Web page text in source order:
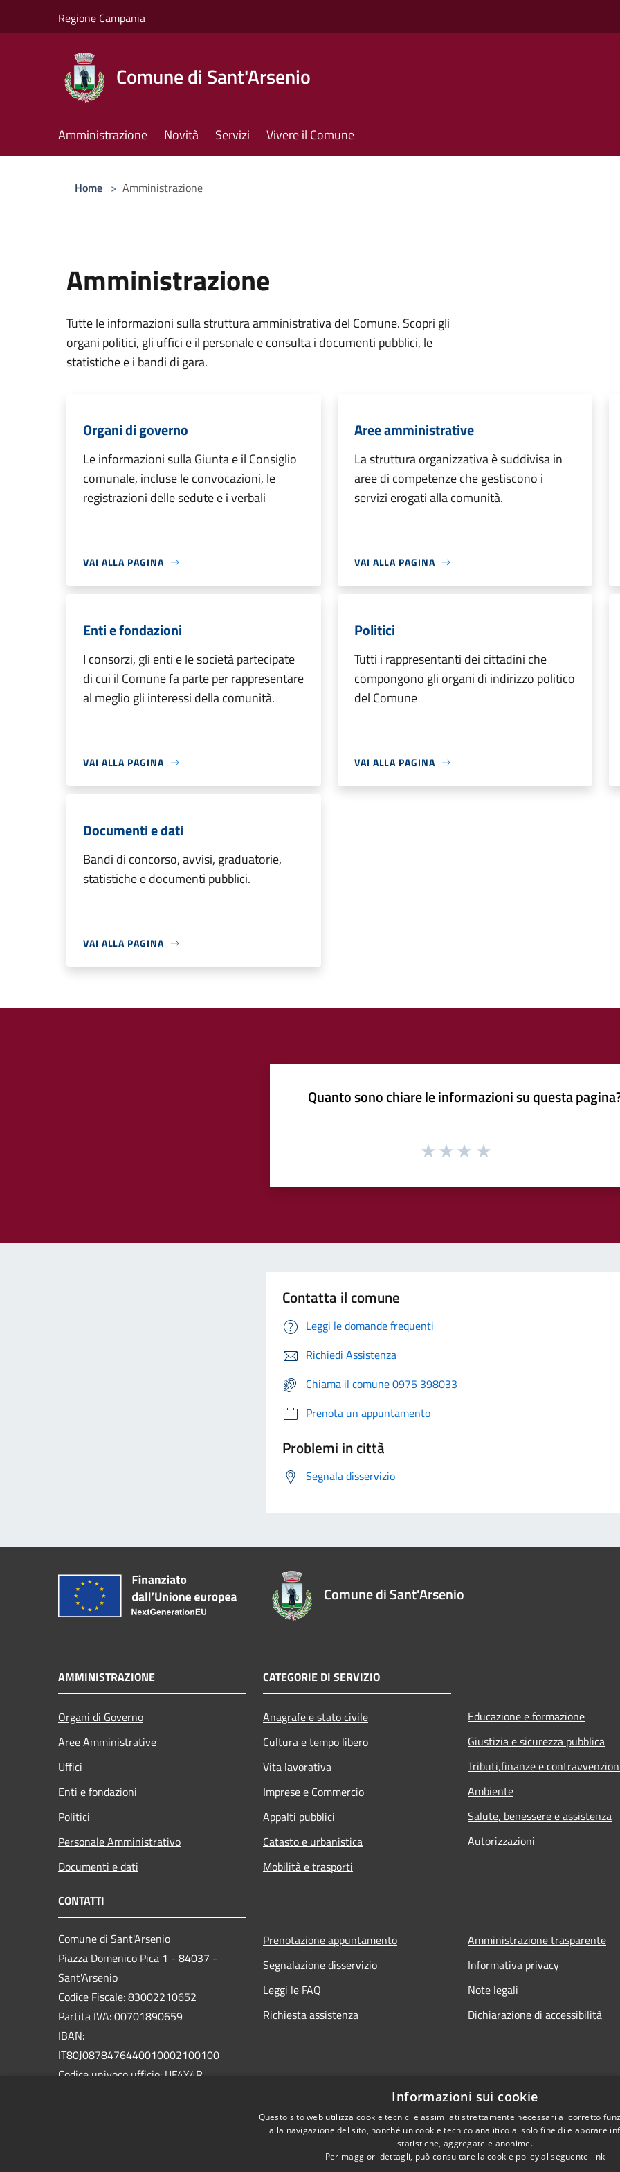
Regione Campania
Comune di Sant'Arsenio
Amministrazione Novità Servizi Vivere il Comune
Home > Amministrazione
Amministrazione
Tutte le informazioni sulla struttura amministrativa del Comune. Scopri gli
organi politici, gli uffici e il personale e consulta i documenti pubblici, le
statistiche e i bandi di gara.
Organi di governo
Le informazioni sulla Giunta e il Consiglio
comunale, incluse le convocazioni, le
registrazioni delle sedute e i verbali
VAI ALLA PAGINA
Aree amministrative
La struttura organizzativa è suddivisa in
aree di competenze che gestiscono i
servizi erogati alla comunità.
VAI ALLA PAGINA
Enti e fondazioni
I consorzi, gli enti e le società partecipate
di cui il Comune fa parte per rappresentare
al meglio gli interessi della comunità.
VAI ALLA PAGINA
Politici
Tutti i rappresentanti dei cittadini che
compongono gli organi di indirizzo politico
del Comune
VAI ALLA PAGINA
Documenti e dati
Bandi di concorso, avvisi, graduatorie,
statistiche e documenti pubblici.
VAI ALLA PAGINA
Quanto sono chiare le informazioni su questa
Contatta il comune
Leggi le domande frequenti
Richiedi Assistenza
Chiama il comune 0975 398033
Prenota un appuntamento
Problemi in città
Segnala disservizio
Comune di Sant'Arsenio
AMMINISTRAZIONE
Organi di Governo
Aree Amministrative
Uffici
Enti e fondazioni
Politici
Personale Amministrativo
Documenti e dati
CATEGORIE DI SERVIZIO
Anagrafe e stato civile
Cultura e tempo libero
Vita lavorativa
Imprese e Commercio
Appalti pubblici
Catasto e urbanistica
Mobilità e trasporti
Educazione e formazione
Giustizia e sicurezza pubblica
Tributi,finanze e
Ambiente
Salute, benessere e assistenza
Autorizzazioni
CONTATTI
Comune di Sant'Arsenio
Piazza Domenico Pica 1 - 84037 -
Sant'Arsenio
Codice Fiscale: 83002210652
Partita IVA: 00701890659
IBAN:
IT80J0878476440010002100100
Codice univoco ufficio: UF4Y4R
protocollo@pec.comune.santarsenio.sa.it
Prenotazione appuntamento
Segnalazione disservizio
Leggi le FAQ
Richiesta assistenza
Amministrazione trasparente
Informativa privacy
Note legali
Dichiarazione di accessibilità
Informazioni sui cookie
Questo sito web utilizza cookie tecnici e assimilati strettamente necessari al corretto
alla navigazione del sito, nonché un cookie tecnico analitico al solo fine di elaborare
statistiche, aggregate e anonime.
Per maggiori dettagli, può consultare la cookie policy al seguente link